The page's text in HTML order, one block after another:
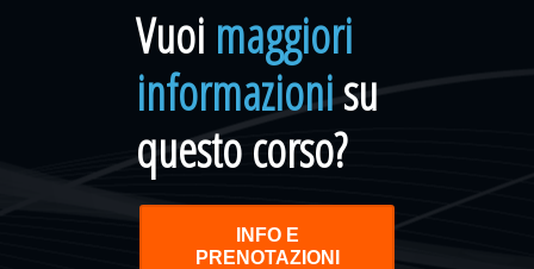
Vuoi maggiori
informazionisu
questo corso?
INFO E
PRENOTAZIONI